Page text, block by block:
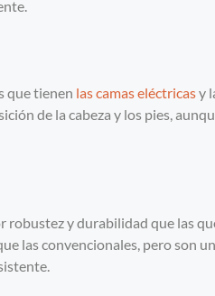
que tienen las camas eléctricasy
de la cabeza y los pies,
robustez y durabilidad que las
las convencionales, pero son